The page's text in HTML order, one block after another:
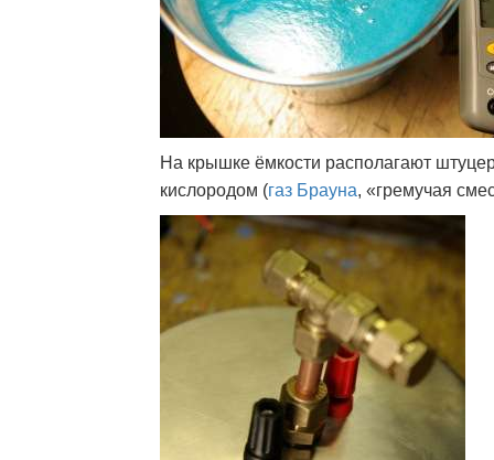
На крышке ёмкости располагают
кислородом (газ Брауна, «гремучая